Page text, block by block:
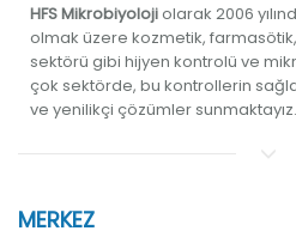
HFS Mikrobiyolojiolarak 2006
olmak üzere kozmetik,
sektörü gibi hijyen kontrolü ve
çok sektörde, bu kontrollerin
ve yenilikçi çözümler
MERKEZ